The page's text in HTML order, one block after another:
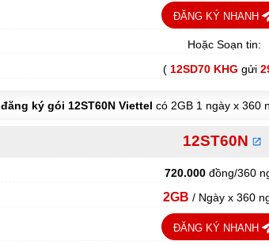
ĐĂNG KÝ NHANH
Hoặc Soạn tin:
( 12SD70 KHG gửi
đăng ký gói 12ST60N Viettel có 2GB 1 ngày x 360
12ST60N
720.000 đồng/360
2GB / Ngày x 360
ĐĂNG KÝ NHANH